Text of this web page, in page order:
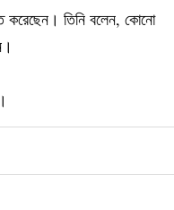
করেছেন। তিনি বলেন, কোনো